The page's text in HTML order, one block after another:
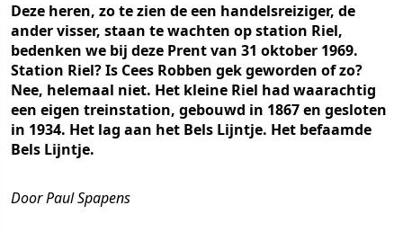
Deze heren, zo te zien de een handelsreiziger, de
ander visser, staan te wachten op station Riel,
bedenken we bij deze Prent van 31 oktober 1969.
Station Riel? Is Cees Robben gek geworden of zo?
Nee, helemaal niet. Het kleine Riel had waarachtig
een eigen treinstation, gebouwd in 1867 en gesloten
in 1934. Het lag aan het Bels Lijntje. Het befaamde
Bels Lijntje.
Door Paul Spapens